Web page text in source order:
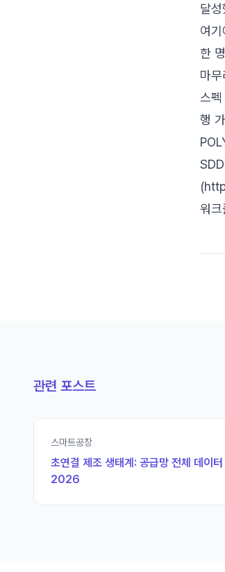
달
여기
한
마무
스
행
워크
관련 포스트
스마트공장
초연결 제조 생태계: 공급망 전체 데이
2026